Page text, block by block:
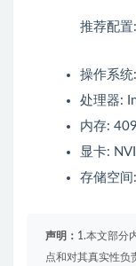
推荐配置:
操作系
处理器:
内存:
显卡:
存储空
声明： 1.本文部分
点和对其真实性负